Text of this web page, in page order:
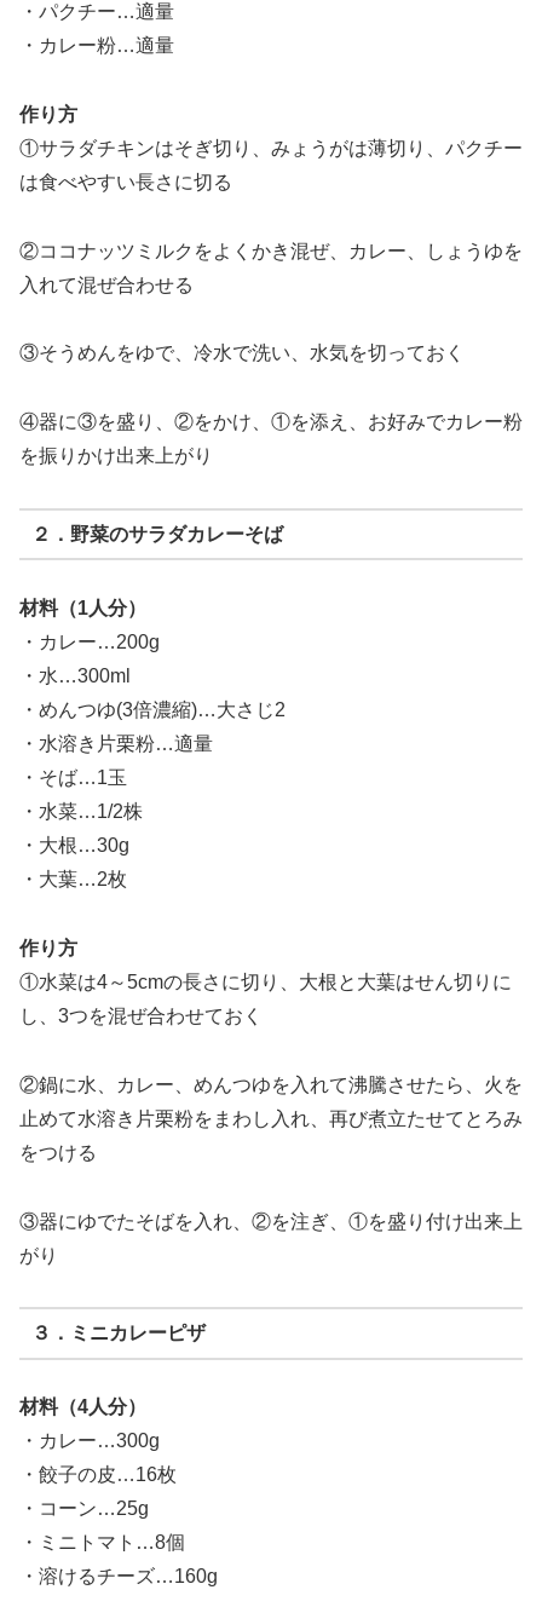
・パクチー…適量
・カレー粉…適量
作り方
①サラダチキンはそぎ切り、みょうがは薄切り、パクチー
は食べやすい長さに切る
②ココナッツミルクをよくかき混ぜ、カレー、しょうゆを
入れて混ぜ合わせる
③そうめんをゆで、冷水で洗い、水気を切っておく
④器に③を盛り、②をかけ、①を添え、お好みでカレー粉
を振りかけ出来上がり
２．野菜のサラダカレーそば
材料（1人分）
・カレー…200g
・水…300ml
・めんつゆ(3倍濃縮)…大さじ2
・水溶き片栗粉…適量
・そば…1玉
・水菜…1/2株
・大根…30g
・大葉…2枚
作り方
①水菜は4～5cmの長さに切り、大根と大葉はせん切りに
し、3つを混ぜ合わせておく
②鍋に水、カレー、めんつゆを入れて沸騰させたら、火を
止めて水溶き片栗粉をまわし入れ、再び煮立たせてとろみ
をつける
③器にゆでたそばを入れ、②を注ぎ、①を盛り付け出来上
がり
３．ミニカレーピザ
材料（4人分）
・カレー…300g
・餃子の皮…16枚
・コーン…25g
・ミニトマト…8個
・溶けるチーズ…160g